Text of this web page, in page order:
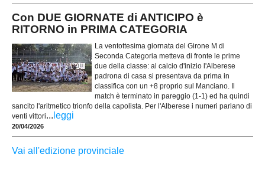
Con DUE GIORNATE di ANTICIPO è
RITORNO in PRIMA CATEGORIA
La ventottesima giornata del Girone M di
Seconda Categoria metteva di fronte le prime
due della classe: al calcio d'inizio l'Alberese
padrona di casa si presentava da prima in
classifica con un +8 proprio sul Manciano. Il
match è terminato in pareggio (1-1) ed ha quindi
sancito l'aritmetico trionfo della capolista. Per l'Alberese i numeri parlano di
venti vittori... leggi
20/04/2026
Vai all'edizione provinciale